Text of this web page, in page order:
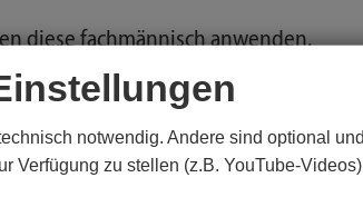
notwendig. Andere sind optional
Verfügung zu stellen (z.B. YouTube-
diese fachmännisch anwenden.
zu konziepieren und